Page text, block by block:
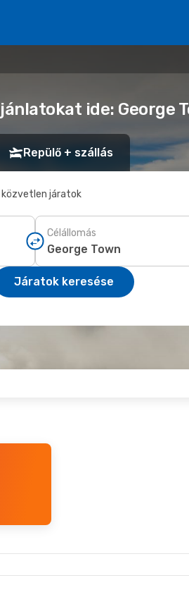
ide: George
Repülő + szállás
közvetlen járatok
Célállomás
Járatok keresése